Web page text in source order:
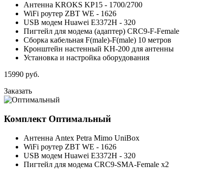
Антенна KROKS KP15 - 1700/2700
WiFi роутер ZBT WE - 1626
USB модем Huawei E3372H - 320
Пигтейл для модема (адаптер) CRC9-F-Female
Сборка кабельная F(male)-F(male) 10 метров
Кронштейн настенный KH-200 для антенны
Установка и настройка оборудования
15990 руб.
Заказать
Комплект Оптимальный
Антенна Antex Petra Mimo UniBox
WiFi роутер ZBT WE - 1626
USB модем Huawei E3372H - 320
Пигтейл для модема CRC9-SMA-Female x2